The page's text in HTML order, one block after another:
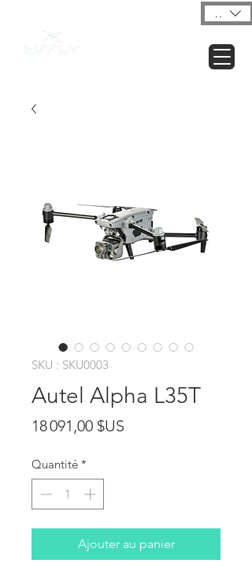
USD ($)
SKU : SKU0003
Autel Alpha L35T
18 091,00 $US
Quantité *
Ajouter au panier